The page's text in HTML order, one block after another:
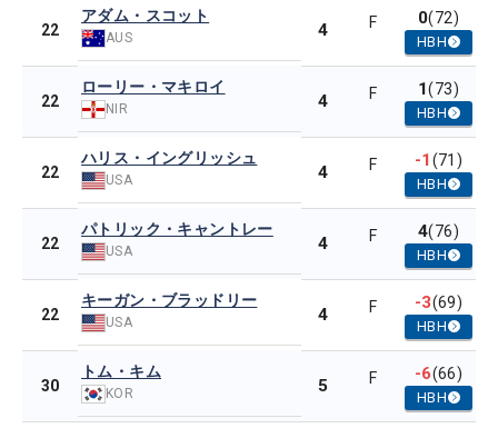
22
アダム・スコット
AUS 4 F 0(72)
HBH
22
ローリー・マキロイ
NIR 4 F 1(73)
HBH
22
ハリス・イングリッシュ
USA 4 F -1(71)
HBH
22
パトリック・キャントレー
USA 4 F 4(76)
HBH
22
キーガン・ブラッドリー
USA 4 F -3(69)
HBH
30
トム・キム
KOR 5 F -6(66)
HBH